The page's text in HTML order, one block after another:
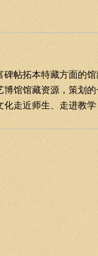
帖拓本特藏方面的
馆馆藏资源，策划
走近师生、走进教